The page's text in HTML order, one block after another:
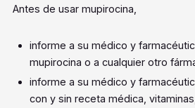
Antes de usar mupirocina,
informe a su médico y
mupirocina o a cualquier otro
informe a su médico y
con y sin receta médica,